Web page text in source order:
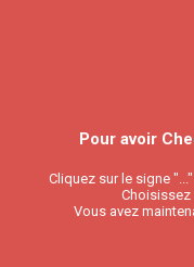
Pour avoir
Cliquez sur le signe
Choisissez
Vous avez